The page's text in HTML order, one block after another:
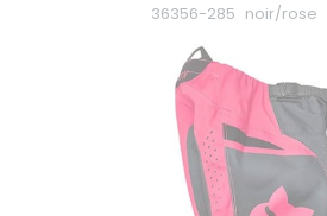
36356-285 noir/rose